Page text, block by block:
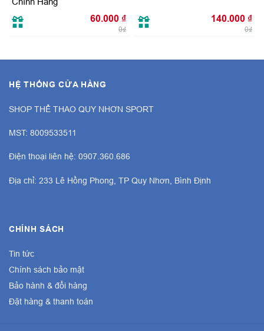
60.000 ₫
0₫
140.000 ₫
0₫
HỆ THỐNG CỬA HÀNG
SHOP THỂ THAO QUY NHƠN SPORT
MST: 8009533511
Điện thoại liên hệ: 0907.360.686
Địa chỉ: 233 Lê Hồng Phong, TP Quy Nhơn, Bình Định
CHÍNH SÁCH
Tin tức
Chính sách bảo mật
Bảo hành & đổi hàng
Đặt hàng & thanh toán